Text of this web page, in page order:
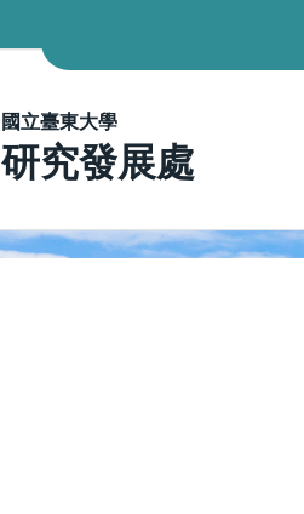
國立臺東大學
研究發展處